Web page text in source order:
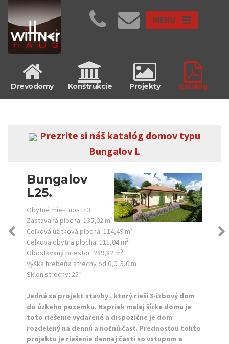
MENU
Drevodomy Konštrukcie Projekty Katalóg
Prezrite si náš katalóg domov typu
Bungalov L
Bungalov
L25.
Obytné miestnosti: 3
Zastavaná plocha: 135,02 m2
Celková úžitková plocha: 114,49 m2
Celková obytná plocha: 111,04 m2
Obostavaný priestor: 289,82 m3
Výška hrebeňa strechy od 0,0: 5,0 m
Sklon strechy: 25o
Jedná sa projekt stavby , ktorý rieši 3-izbový dom
do úzkeho pozemku. Napriek malej šírke domu je
toto riešenie vydarené a dispozične je dom
rozdelený na dennú a nočnú časť. Prednosťou tohto
projektu je riešenie dennej časti so vstupom a